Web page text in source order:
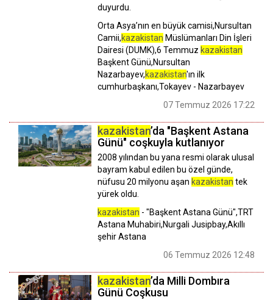
duyurdu.
Orta Asya’nın en büyük camisi,Nursultan
Camii,kazakistan Müslümanları Din İşleri
Dairesi (DUMK),6 Temmuz kazakistan
Başkent Günü,Nursultan
Nazarbayev,kazakistan'ın ilk
cumhurbaşkanı,Tokayev - Nazarbayev
07 Temmuz 2026 17:22
kazakistan’da "Başkent Astana
Günü" coşkuyla kutlanıyor
2008 yılından bu yana resmi olarak ulusal
bayram kabul edilen bu özel günde,
nüfusu 20 milyonu aşan kazakistan tek
yürek oldu.
kazakistan - "Başkent Astana Günü",TRT
Astana Muhabiri,Nurgali Jusipbay,Akıllı
şehir Astana
06 Temmuz 2026 12:48
kazakistan’da Milli Dombıra
Günü Coşkusu